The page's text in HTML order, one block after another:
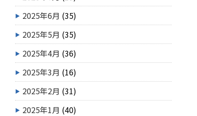
2025年6月 (35)
2025年5月 (35)
2025年4月 (36)
2025年3月 (16)
2025年2月 (31)
2025年1月 (40)